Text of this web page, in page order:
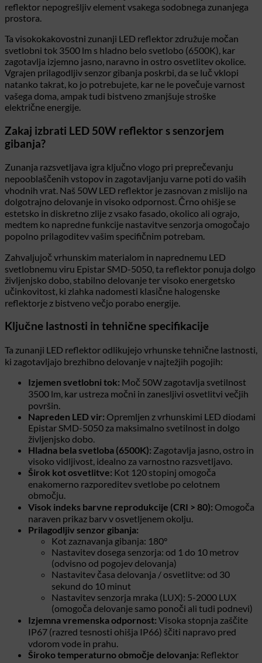
reflektor nepogrešljiv element vsakega sodobnega zunanjega
prostora.
Ta visokokakovostni zunanji LED reflektor združuje močan
svetlobni tok 3500 lm s hladno belo svetlobo (6500K), kar
zagotavlja izjemno jasno, naravno in ostro osvetlitev okolice.
Vgrajen prilagodljiv senzor gibanja poskrbi, da se luč vklopi
natanko takrat, ko jo potrebujete, kar ne le povečuje varnost
vašega doma, ampak tudi bistveno zmanjšuje stroške
električne energije.
Zakaj izbrati LED 50W reflektor s senzorjem
gibanja?
Zunanja razsvetljava igra ključno vlogo pri preprečevanju
nepooblaščenih vstopov in zagotavljanju varne poti do vaših
vhodnih vrat. Naš 50W LED reflektor je zasnovan z mislijo na
dolgotrajno delovanje in visoko odpornost. Črno ohišje se
estetsko in diskretno zlije z vsako fasado, okolico ali ograjo,
medtem ko napredne funkcije nastavitve senzorja omogočajo
popolno prilagoditev vašim specifičnim potrebam.
Zahvaljujoč vrhunskim materialom in naprednemu LED
svetlobnemu viru Epistar SMD-5050, ta reflektor ponuja dolgo
življenjsko dobo, stabilno delovanje ter visoko energetsko
učinkovitost, ki zlahka nadomesti klasične halogenske
reflektorje z bistveno večjo porabo energije.
Ključne lastnosti in tehnične specifikacije
Ta zunanji LED reflektor odlikujejo vrhunske tehnične lastnosti,
ki zagotavljajo brezhibno delovanje v najtežjih pogojih:
Izjemen svetlobni tok: Moč 50W zagotavlja svetilnost
3500 lm, kar ustreza močni in zanesljivi osvetlitvi večjih
površin.
Napreden LED vir: Opremljen z vrhunskimi LED diodami
Epistar SMD-5050 za maksimalno svetilnost in dolgo
življenjsko dobo.
Hladna bela svetloba (6500K): Zagotavlja jasno, ostro in
visoko vidljivost, idealno za varnostno razsvetljavo.
Širok kot osvetlitve: Kot 120 stopinj omogoča
enakomerno razporeditev svetlobe po celotnem
območju.
Visok indeks barvne reprodukcije (CRI > 80): Omogoča
naraven prikaz barv v osvetljenem okolju.
Prilagodljiv senzor gibanja:
Kot zaznavanja gibanja: 180°
Nastavitev dosega senzorja: od 1 do 10 metrov
(odvisno od pogojev delovanja)
Nastavitev časa delovanja / osvetlitve: od 30
sekund do 10 minut
Nastavitev senzorja mraka (LUX): 5-2000 LUX
(omogoča delovanje samo ponoči ali tudi podnevi)
Izjemna vremenska odpornost: Visoka stopnja zaščite
IP67 (razred tesnosti ohišja IP66) ščiti napravo pred
vdorom vode in prahu.
Široko temperaturno območje delovanja: Reflektor